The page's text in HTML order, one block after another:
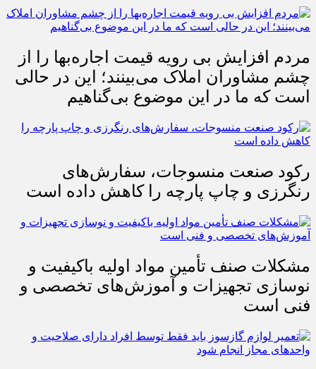
مردم افزایش بی رویه قیمت اجاره‌بها را از
چشم مشاوران املاک می‌بینند؛ این در حالی
است که ما در این موضوع بی‌گناهیم
رکود صنعت منسوجات، سفارش‌های
رنگرزی و چاپ پارچه را کاهش داده است
مشکلات صنف تأمین مواد اولیه باکیفیت و
نوسازی تجهیزات و آموزش‌های تخصصی و
فنی است